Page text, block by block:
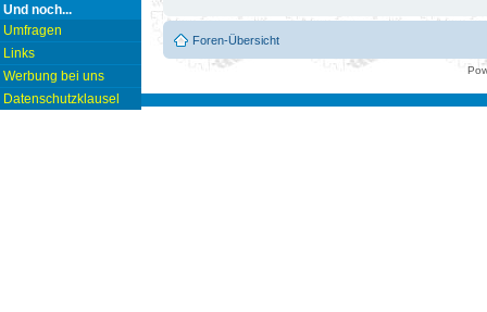
Und noch...
Umfragen
Links
Werbung bei uns
Datenschutzklausel
Foren-Übersicht